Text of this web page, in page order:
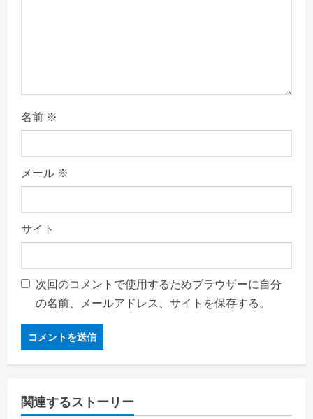
名前 ※
メール ※
サイト
次回のコメントで使用するためブラウザーに自分
の名前、メールアドレス、サイトを保存する。
関連するストーリー